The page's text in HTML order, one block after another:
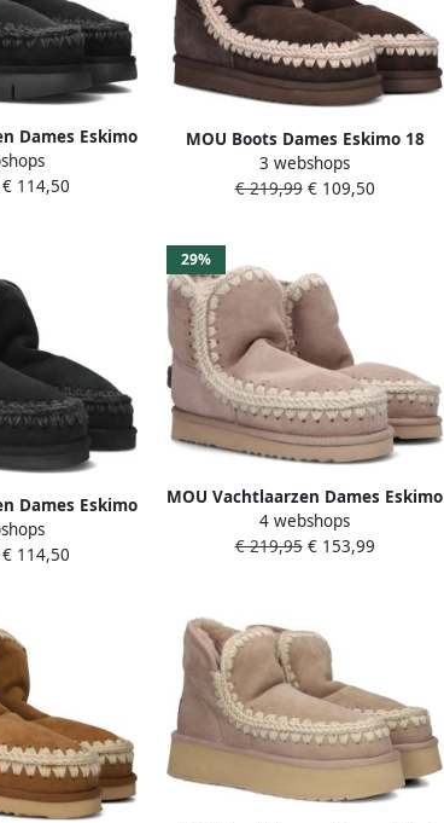
Dames Eskimo
Maat: 36
Kleur: Zwart
114,50
MOU Boots Dames Eskimo 18
Maat: 40 Materiaal: Suède Kleur:
Bruin
3 webshops
€ 219,99€ 109,50
Dames Eskimo
Maat: 38
Kleur: Zwart
114,50
29%
MOU Vachtlaarzen Dames Eskimo
18 Glitter Logo Maat: 36
Materiaal: Suède Kleur: Beige
4 webshops
€ 219,95€ 153,99